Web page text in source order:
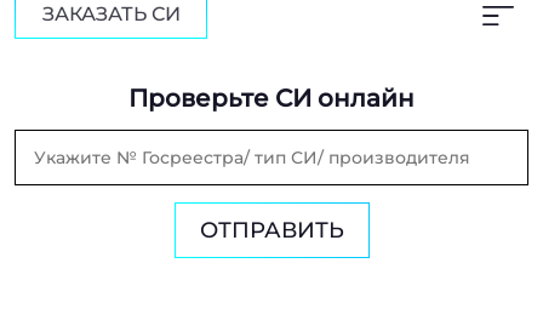
ЗАКАЗАТЬ СИ
Проверьте СИ онлайн
ОТПРАВИТЬ